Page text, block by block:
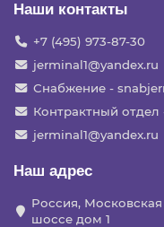
Наши контакты
+7 (495) 973-87-30
jerminal1@yandex.ru
Снабжение -
Контрактный
jerminal1@yandex.ru
Наш адрес
Россия,
шоссе дом 1